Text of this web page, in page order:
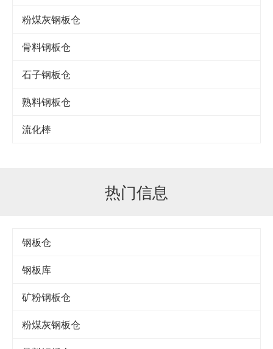
粉煤灰钢板仓
骨料钢板仓
石子钢板仓
熟料钢板仓
流化棒
热门信息
钢板仓
钢板库
矿粉钢板仓
粉煤灰钢板仓